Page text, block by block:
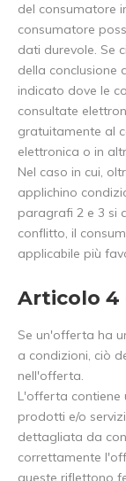
del consumatore
consumatore
dati durevole. Se
della conclusione
indicato dove le
consultate
gratuitamente al
elettronica o in
Nel caso in cui,
applichino
paragrafi 2 e 3 si
conflitto, il
applicabile più
Articolo 4
Se un'offerta ha
a condizioni, ciò
nell'offerta.
L'offerta contiene
prodotti e/o
dettagliata da
correttamente
queste riflettono